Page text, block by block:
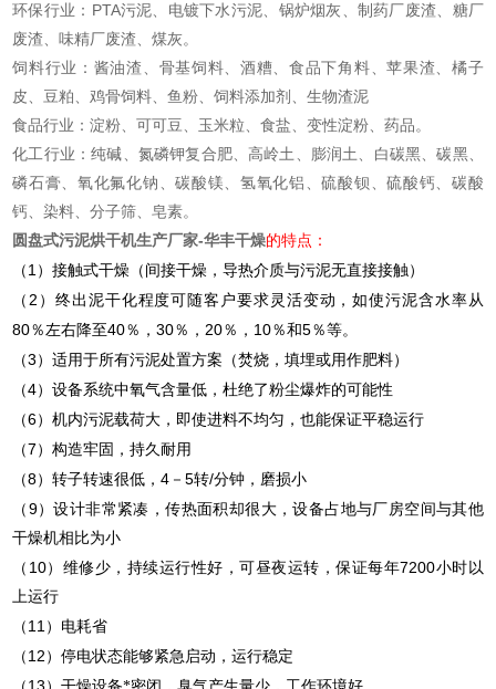
环保行业：PTA污泥、电镀下水污泥、锅炉烟灰、制药厂废渣、糖厂
废渣、味精厂废渣、煤灰。
饲料行业：酱油渣、骨基饲料、酒糟、食品下角料、苹果渣、橘子
皮、豆粕、鸡骨饲料、鱼粉、饲料添加剂、生物渣泥
食品行业：淀粉、可可豆、玉米粒、食盐、变性淀粉、药品。
化工行业：纯碱、氮磷钾复合肥、高岭土、膨润土、白碳黑、碳黑、
磷石膏、氧化氟化钠、碳酸镁、氢氧化铝、硫酸钡、硫酸钙、碳酸
钙、染料、分子筛、皂素。
圆盘式污泥烘干机生产厂家-华丰干燥的特点：
（ 1）接触式干燥（间接干燥，导热介质与污泥无直接接触）
（2 ）终出泥干化程度可随客户要求灵活变动，如使污泥含水率从
80％左右降至40％，30％，20％， 10％和5％等。
（3 ）适用于所有污泥处置方案（焚烧，填埋或用作肥料）
（4）设备系统中氧气含量低，杜绝了粉尘爆炸的可能性
（6）机内污泥载荷大，即使进料不均匀，也能保证平稳运行
（7 ）构造牢固，持久耐用
（8）转子转速很低，4 －5转/分钟，磨损小
（ 9）设计非常紧凑，传热面积却很大，设备占地与厂房空间与其他
干燥机相比为小
（ 10）维修少，持续运行性好，可昼夜运转，保证每年7200小时以
上运行
（ 11）电耗省
（ 12 ）停电状态能够紧急启动，运行稳定